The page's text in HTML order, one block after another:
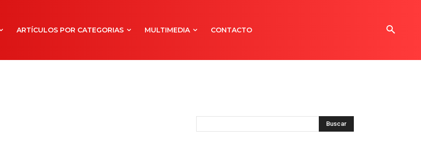
ARTÍCULOS POR CATEGORIAS MULTIMEDIA CONTACTO